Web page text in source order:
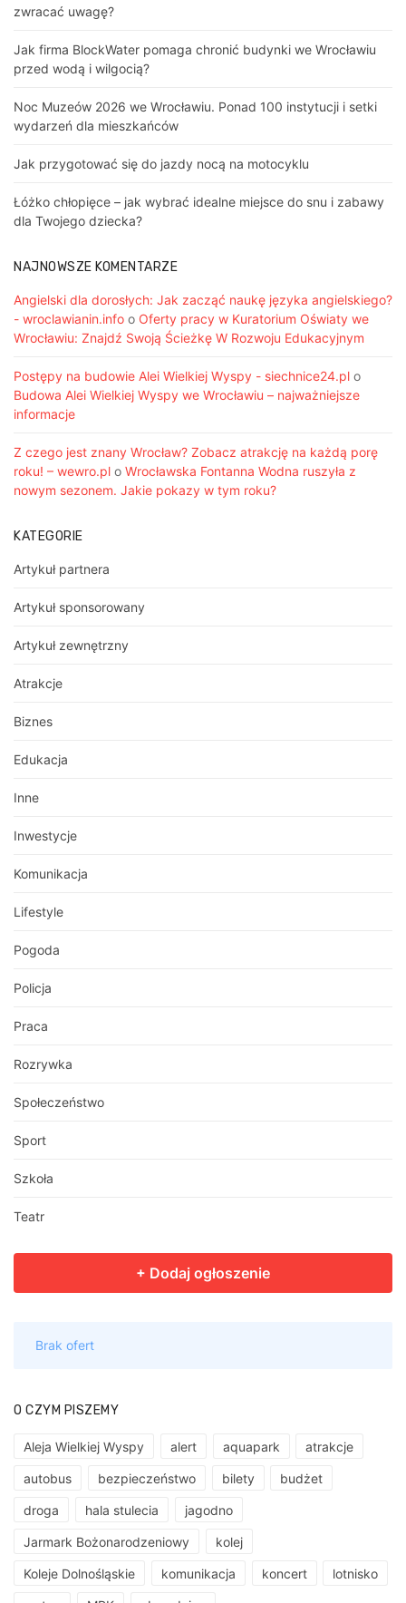
zwracać uwagę?
Jak firma BlockWater pomaga chronić budynki we Wrocławiu
przed wodą i wilgocią?
Noc Muzeów 2026 we Wrocławiu. Ponad 100 instytucji i setki
wydarzeń dla mieszkańców
Jak przygotować się do jazdy nocą na motocyklu
Łóżko chłopięce – jak wybrać idealne miejsce do snu i zabawy
dla Twojego dziecka?
NAJNOWSZE KOMENTARZE
Angielski dla dorosłych: Jak zacząć naukę języka angielskiego?
- wroclawianin.info o Oferty pracy w Kuratorium Oświaty we
Wrocławiu: Znajdź Swoją Ścieżkę W Rozwoju Edukacyjnym
Postępy na budowie Alei Wielkiej Wyspy - siechnice24.pl o
Budowa Alei Wielkiej Wyspy we Wrocławiu – najważniejsze
informacje
Z czego jest znany Wrocław? Zobacz atrakcję na każdą porę
roku! – wewro.pl o Wrocławska Fontanna Wodna ruszyła z
nowym sezonem. Jakie pokazy w tym roku?
KATEGORIE
Artykuł partnera
Artykuł sponsorowany
Artykuł zewnętrzny
Atrakcje
Biznes
Edukacja
Inne
Inwestycje
Komunikacja
Lifestyle
Pogoda
Policja
Praca
Rozrywka
Społeczeństwo
Sport
Szkoła
Teatr
O CZYM PISZEMY
Aleja Wielkiej Wyspy alert aquapark atrakcje
autobus bezpieczeństwo bilety budżet
droga hala stulecia jagodno
Jarmark Bożonarodzeniowy kolej
Koleje Dolnośląskie komunikacja koncert lotnisko